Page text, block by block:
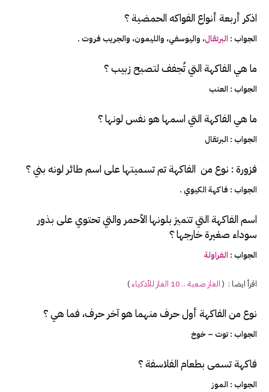
اذكر أربعة أنواع الفواكه الحمضية ؟
الجواب : البرتقال، واليوسفي، والليمون، والجريب فروت .
ما هي الفاكهة التي تُجفف لتصبح زبيب ؟
الجواب : العنب
ما هي الفاكهة التي اسمها هو نفس لونها ؟
الجواب : البرتقال
فزورة : نوع من الفاكهة تم تسميتها على اسم طائر لونه بني ؟
الجواب : فاكهة الكيوي .
اسم الفاكهة التي تتميز بلونها الأحمر والتي تحتوي على بذور
سوداء صغيرة خارجها ؟
الجواب : الفراولة
اقرأ ايضا : (الغاز صعبة .. 10 الغاز للأذكياء )
نوع من الفاكهة أول حرف منهما هو آخر حرف، فما هي ؟
الجواب : توت – خوخ
فاكهة تسمى بطعام الفلاسفة ؟
الجواب : الموز